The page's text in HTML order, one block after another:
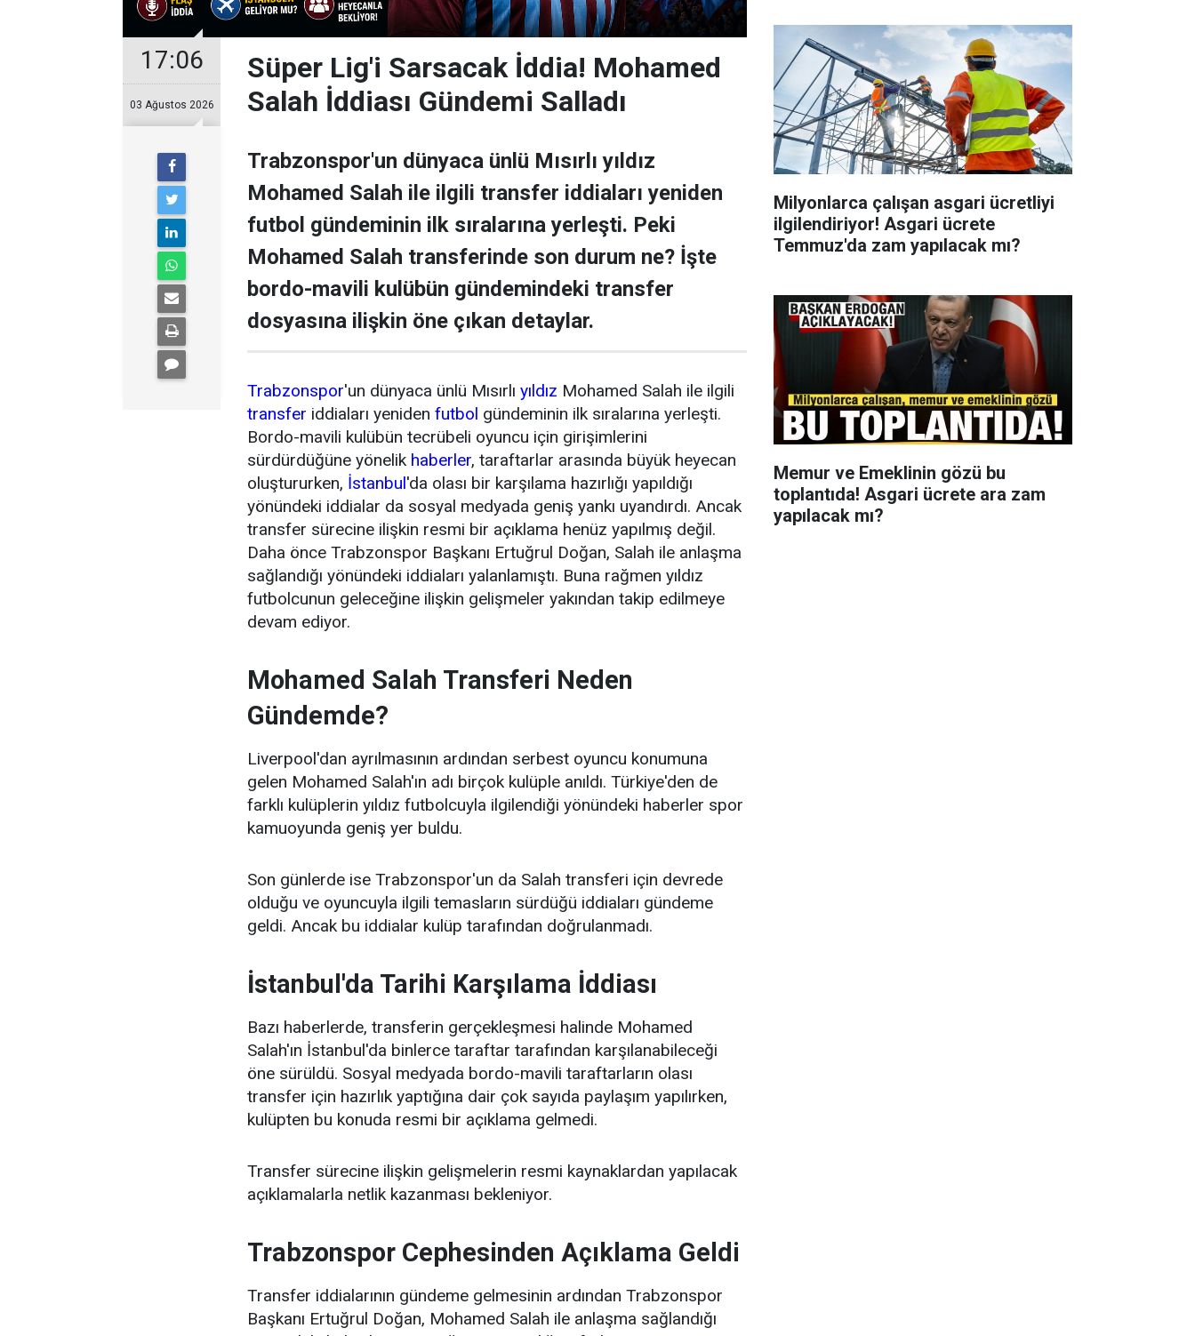
17:06
03 Ağustos 2026
Süper Lig'i Sarsacak İddia! Mohamed
Salah İddiası Gündemi Salladı
Trabzonspor'un dünyaca ünlü Mısırlı yıldız
Mohamed Salah ile ilgili transfer iddiaları yeniden
futbol gündeminin ilk sıralarına yerleşti. Peki
Mohamed Salah transferinde son durum ne? İşte
bordo-mavili kulübün gündemindeki transfer
dosyasına ilişkin öne çıkan detaylar.
Trabzonspor'un dünyaca ünlü Mısırlı yıldız Mohamed Salah ile ilgili
transfer iddiaları yeniden futbol gündeminin ilk sıralarına yerleşti.
Bordo-mavili kulübün tecrübeli oyuncu için girişimlerini
sürdürdüğüne yönelik haberler, taraftarlar arasında büyük heyecan
oluştururken, İstanbul'da olası bir karşılama hazırlığı yapıldığı
yönündeki iddialar da sosyal medyada geniş yankı uyandırdı. Ancak
transfer sürecine ilişkin resmi bir açıklama henüz yapılmış değil.
Daha önce Trabzonspor Başkanı Ertuğrul Doğan, Salah ile anlaşma
sağlandığı yönündeki iddiaları yalanlamıştı. Buna rağmen yıldız
futbolcunun geleceğine ilişkin gelişmeler yakından takip edilmeye
devam ediyor.
Mohamed Salah Transferi Neden
Gündemde?
Liverpool'dan ayrılmasının ardından serbest oyuncu konumuna
gelen Mohamed Salah'ın adı birçok kulüple anıldı. Türkiye'den de
farklı kulüplerin yıldız futbolcuyla ilgilendiği yönündeki haberler spor
kamuoyunda geniş yer buldu.
Son günlerde ise Trabzonspor'un da Salah transferi için devrede
olduğu ve oyuncuyla ilgili temasların sürdüğü iddiaları gündeme
geldi. Ancak bu iddialar kulüp tarafından doğrulanmadı.
İstanbul'da Tarihi Karşılama İddiası
Bazı haberlerde, transferin gerçekleşmesi halinde Mohamed
Salah'ın İstanbul'da binlerce taraftar tarafından karşılanabileceği
öne sürüldü. Sosyal medyada bordo-mavili taraftarların olası
transfer için hazırlık yaptığına dair çok sayıda paylaşım yapılırken,
kulüpten bu konuda resmi bir açıklama gelmedi.
Transfer sürecine ilişkin gelişmelerin resmi kaynaklardan yapılacak
açıklamalarla netlik kazanması bekleniyor.
Trabzonspor Cephesinden Açıklama Geldi
Transfer iddialarının gündeme gelmesinin ardından Trabzonspor
Başkanı Ertuğrul Doğan, Mohamed Salah ile anlaşma sağlandığı
Milyonlarca çalışan asgari ücretliyi
ilgilendiriyor! Asgari ücrete
Temmuz'da zam yapılacak mı?
Memur ve Emeklinin gözü bu
toplantıda! Asgari ücrete ara zam
yapılacak mı?